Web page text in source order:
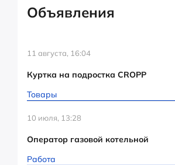
Объявления
11 августа, 16:04
Куртка на подростка CROPP
Товары
10 июля, 13:28
Оператор газовой котельной
Работа